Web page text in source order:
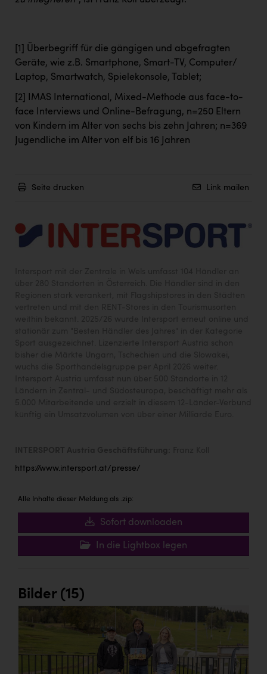
[1]
Überbegriff für die gängigen und abgefragten
Geräte, wie z.B. Smartphone, Smart-TV, Computer/
Laptop, Smartwatch, Spielekonsole, Tablet;
[2]
IMAS International, Mixed-Methode aus face-to-
face Interviews und Online-Befragung, n=250 Eltern
von Kindern im Alter von sechs bis zehn Jahren; n=369
Jugendliche im Alter von elf bis 16 Jahren
Seite drucken Link mailen
https://www.intersport.at/presse/
Alle Inhalte dieser Meldung als .zip:
Sofort downloaden
In die Lightbox legen
Bilder (15)